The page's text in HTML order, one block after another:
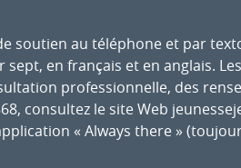
soutien au téléphone et par
en français et en anglais.
professionnelle, des
consultez le site Web
« Always there »